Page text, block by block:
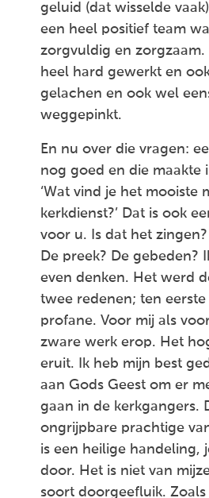
geluid (dat wisselde
een heel positief team
zorgvuldig en zorgzaam.
heel hard gewerkt en
gelachen en ook wel
weggepinkt.
En nu over die vragen:
nog goed en die maakte
‘Wat vind je het mooiste
kerkdienst?’ Dat is ook
voor u. Is dat het
De preek? De gebeden?
even denken. Het werd
twee redenen; ten
profane. Voor mij als
zware werk erop. Het
eruit. Ik heb mijn best
aan Gods Geest om er
gaan in de kerkgangers.
ongrijpbare prachtige
is een heilige handeling,
door. Het is niet van
soort doorgeefluik.